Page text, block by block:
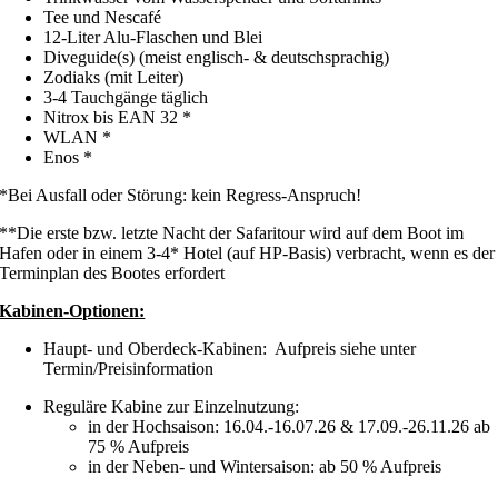
Tee und Nescafé
12-Liter Alu-Flaschen und Blei
Diveguide(s) (meist englisch- & deutschsprachig)
Zodiaks (mit Leiter)
3-4 Tauchgänge täglich
Nitrox bis EAN 32 *
WLAN *
Enos *
*Bei Ausfall oder Störung: kein Regress-Anspruch!
**Die erste bzw. letzte Nacht der Safaritour wird auf dem Boot im
Hafen oder in einem 3-4* Hotel (auf HP-Basis) verbracht, wenn es der
Terminplan des Bootes erfordert
Kabinen-Optionen:
Haupt- und Oberdeck-Kabinen: Aufpreis siehe unter
Termin/Preisinformation
Reguläre Kabine zur Einzelnutzung:
in der Hochsaison: 16.04.-16.07.26 & 17.09.-26.11.26 ab
75 % Aufpreis
in der Neben- und Wintersaison: ab 50 % Aufpreis